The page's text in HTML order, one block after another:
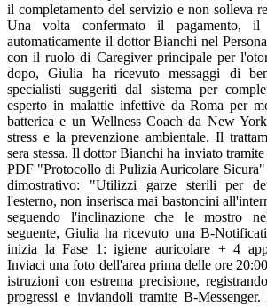
il completamento del servizio e non solleva
Una volta confermato il pagamento, il
automaticamente il dottor Bianchi nel
con il ruolo di Caregiver principale per
dopo, Giulia ha ricevuto messaggi di
specialisti suggeriti dal sistema per
esperto in malattie infettive da Roma per
batterica e un Wellness Coach da New
stress e la prevenzione ambientale. Il
sera stessa. Il dottor Bianchi ha inviato
PDF "Protocollo di Pulizia Auricolare Sicura"
dimostrativo: "Utilizzi garze sterili per
l'esterno, non inserisca mai bastoncini
seguendo l'inclinazione che le mostro
seguente, Giulia ha ricevuto una B-
inizia la Fase 1: igiene auricolare + 4
Inviaci una foto dell'area prima delle ore
istruzioni con estrema precisione,
progressi e inviandoli tramite B-